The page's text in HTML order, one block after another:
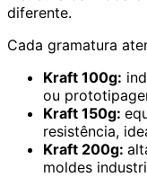
diferente.
Cada gramatura
Kraft 100g:
ou
Kraft 150g:
resistência,
Kraft 200g:
moldes